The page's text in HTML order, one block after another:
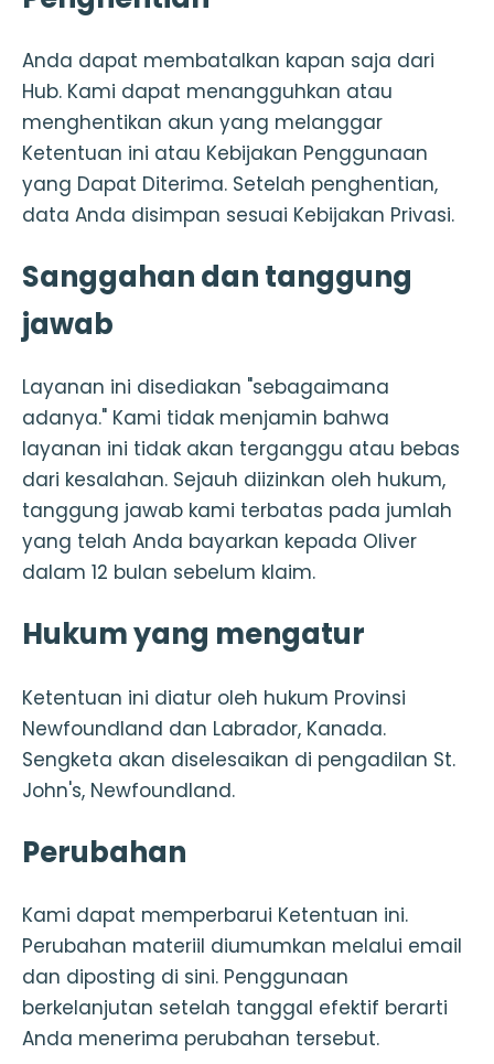
Anda dapat membatalkan kapan saja dari
Hub. Kami dapat menangguhkan atau
menghentikan akun yang melanggar
Ketentuan ini atau Kebijakan Penggunaan
yang Dapat Diterima. Setelah penghentian,
data Anda disimpan sesuai Kebijakan Privasi.
Sanggahan dan tanggung
jawab
Layanan ini disediakan "sebagaimana
adanya." Kami tidak menjamin bahwa
layanan ini tidak akan terganggu atau bebas
dari kesalahan. Sejauh diizinkan oleh hukum,
tanggung jawab kami terbatas pada jumlah
yang telah Anda bayarkan kepada Oliver
dalam 12 bulan sebelum klaim.
Hukum yang mengatur
Ketentuan ini diatur oleh hukum Provinsi
Newfoundland dan Labrador, Kanada.
Sengketa akan diselesaikan di pengadilan St.
John's, Newfoundland.
Perubahan
Kami dapat memperbarui Ketentuan ini.
Perubahan materiil diumumkan melalui email
dan diposting di sini. Penggunaan
berkelanjutan setelah tanggal efektif berarti
Anda menerima perubahan tersebut.